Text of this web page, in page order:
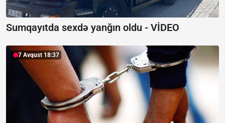
Sumqayıtda sexdə yanğın oldu - VİDEO
7 Avqust 18:37